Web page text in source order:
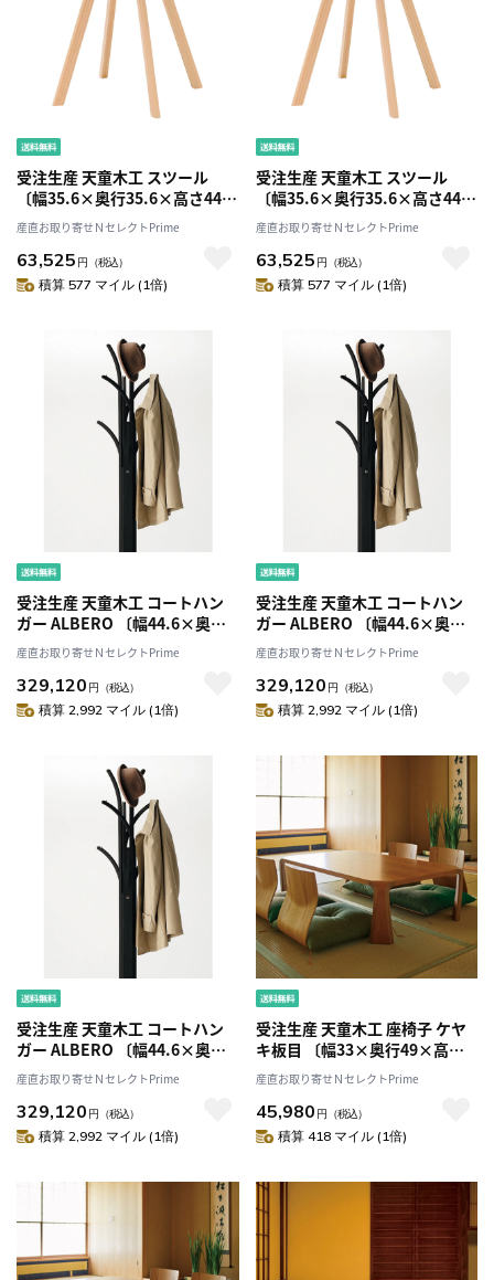
受注生産 天童木工 スツール
〔幅35.6×奥行35.6×高さ44×
座面の高さ44cm〕
産直お取り寄せＮセレクトPrime
63,525 円 （税込）
積算 577 マイル (1倍)
受注生産 天童木工 スツール
〔幅35.6×奥行35.6×高さ44×
座面の高さ44cm〕
産直お取り寄せＮセレクトPrime
63,525 円 （税込）
積算 577 マイル (1倍)
受注生産 天童木工 コートハン
ガー ALBERO 〔幅44.6×奥行
45×高さ179.8cm〕
産直お取り寄せＮセレクトPrime
329,120 円 （税込）
積算 2,992 マイル (1倍)
受注生産 天童木工 コートハン
ガー ALBERO 〔幅44.6×奥行
45×高さ179.8cm〕
産直お取り寄せＮセレクトPrime
329,120 円 （税込）
積算 2,992 マイル (1倍)
受注生産 天童木工 コートハン
ガー ALBERO 〔幅44.6×奥行
45×高さ179.8cm〕
産直お取り寄せＮセレクトPrime
329,120 円 （税込）
積算 2,992 マイル (1倍)
受注生産 天童木工 座椅子 ケヤ
キ板目 〔幅33×奥行49×高さ
40×座面の高さ0.8cm〕
産直お取り寄せＮセレクトPrime
45,980 円 （税込）
積算 418 マイル (1倍)